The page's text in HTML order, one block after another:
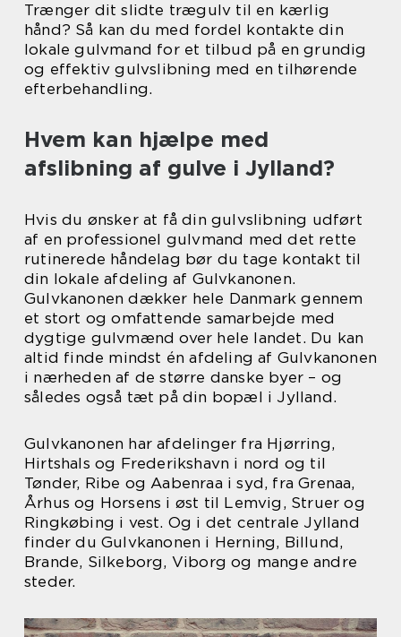
Trænger dit slidte trægulv til en kærlig
hånd? Så kan du med fordel kontakte din
lokale gulvmand for et tilbud på en grundig
og effektiv gulvslibning med en tilhørende
efterbehandling.
Hvem kan hjælpe med
afslibning af gulve i Jylland?
Hvis du ønsker at få din gulvslibning udført
af en professionel gulvmand med det rette
rutinerede håndelag bør du tage kontakt til
din lokale afdeling af Gulvkanonen.
Gulvkanonen dækker hele Danmark gennem
et stort og omfattende samarbejde med
dygtige gulvmænd over hele landet. Du kan
altid finde mindst én afdeling af Gulvkanonen
i nærheden af de større danske byer – og
således også tæt på din bopæl i Jylland.
Gulvkanonen har afdelinger fra Hjørring,
Hirtshals og Frederikshavn i nord og til
Tønder, Ribe og Aabenraa i syd, fra Grenaa,
Århus og Horsens i øst til Lemvig, Struer og
Ringkøbing i vest. Og i det centrale Jylland
finder du Gulvkanonen i Herning, Billund,
Brande, Silkeborg, Viborg og mange andre
steder.